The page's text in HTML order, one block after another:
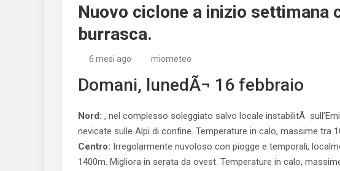
Nuovo ciclone a inizio settimana
burrasca.
6 mesi ago miometeo
Domani, lunedÃ¬ 16 febbraio
Nord: , nel complesso soleggiato salvo locale instabilitÃ
nevicate sulle Alpi di confine. Temperature in calo, massime tra
Centro: Irregolarmente nuvoloso con piogge e temporali,
1400m. Migliora in serata da ovest. Temperature in calo,